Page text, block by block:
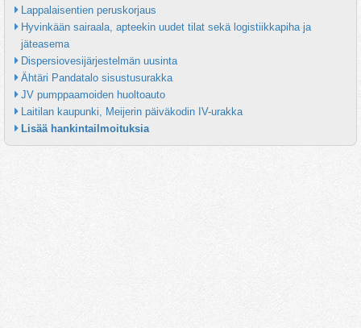
Lappalaisentien peruskorjaus
Hyvinkään sairaala, apteekin uudet tilat sekä logistiikkapiha ja
jäteasema
Dispersiovesijärjestelmän uusinta
Ähtäri Pandatalo sisustusurakka
JV pumppaamoiden huoltoauto
Laitilan kaupunki, Meijerin päiväkodin IV-urakka
Lisää hankintailmoituksia